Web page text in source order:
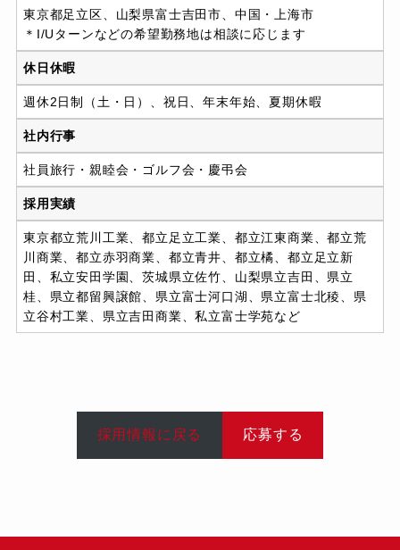
東京都⾜⽴区、⼭梨県富⼠吉⽥市、中国・上海市
＊I/Uターンなどの希望勤務地は相談に応じます
休日休暇
週休2⽇制（⼟・⽇）、祝⽇、年末年始、夏期休暇
社内行事
社員旅⾏・親睦会・ゴルフ会・慶弔会
採⽤実績
東京都⽴荒川⼯業、都⽴⾜⽴⼯業、都⽴江東商業、都⽴荒
川商業、都⽴⾚⽻商業、都⽴⻘井、都⽴橘、都⽴⾜⽴新
⽥、私⽴安⽥学園、茨城県⽴佐⽵、⼭梨県⽴吉⽥、県⽴
桂、県⽴都留興譲館、県⽴富⼠河⼝湖、県⽴富⼠北稜、県
⽴⾕村⼯業、県⽴吉⽥商業、私⽴富⼠学苑など
採用情報に戻る 応募する